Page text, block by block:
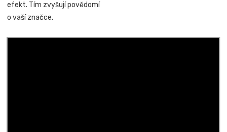
efekt. Tím zvyšují povědomí
o vaší značce.